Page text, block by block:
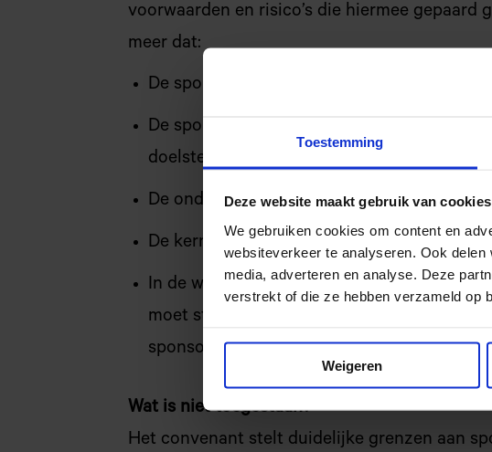
Toestemming
Deze website maakt gebruik van cookies
We gebruiken cookies om content en
websiteverkeer te analyseren. Ook
media, adverteren en analyse. Deze
verstrekt of die ze hebben verzameld op
Weigeren
voorwaarden en risico’s die hiermee
meer dat:
De sponsoring mag de ontwikkeling van uw
De sponsoring moet passen bij de
doelstelling van uw school.
De onderwijsinhoud mag niet worden
De kernactiviteiten van de school mogen
In de wet is geregeld dat het
moet staan. En de medezeggenschapsraad
sponsorovereenkomst.
Wat is niet toegestaan?
Het convenant stelt duidelijke grenzen aan